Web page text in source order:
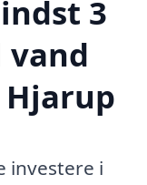
3
investere i